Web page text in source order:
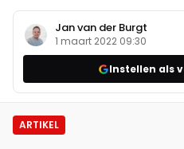
Jan van der Burgt
1 maart 2022 09:30
Instellen als
ARTIKEL